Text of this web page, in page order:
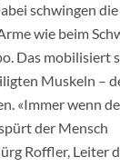
schwingen
wie beim
Das mobilisiert
Muskeln –
«Immer wenn
der Mensch
Roffler, Leiter